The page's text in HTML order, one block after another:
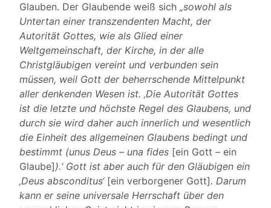
Glauben. Der Glaubende weiß sich „sowohl als
Untertan einer transzendenten Macht, der
Autorität Gottes, wie als Glied einer
Weltgemeinschaft, der Kirche, in der alle
Christgläubigen vereint und verbunden sein
müssen, weil Gott der beherrschende Mittelpunkt
aller denkenden Wesen ist. ‚Die Autorität Gottes
ist die letzte und höchste Regel des Glaubens, und
durch sie wird daher auch innerlich und wesentlich
die Einheit des allgemeinen Glaubens bedingt und
bestimmt (unus Deus – una fides [ein Gott – ein
Glaube]).‘ Gott ist aber auch für den Gläubigen ein
‚Deus absconditus‘ [ein verborgener Gott]. Darum
kann er seine universale Herrschaft über den